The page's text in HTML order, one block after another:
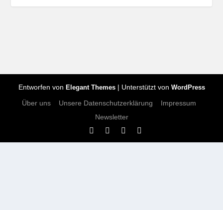
Entworfen von Elegant Themes| Unterstützt von WordPress
Über uns Unsere Datenschutzerklärung
Impressum
Newsletter